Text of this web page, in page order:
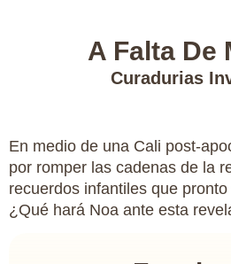
A Falta De
Curadurias
En medio de una Cali post-
por romper las cadenas de la
recuerdos infantiles que
¿Qué hará Noa ante esta